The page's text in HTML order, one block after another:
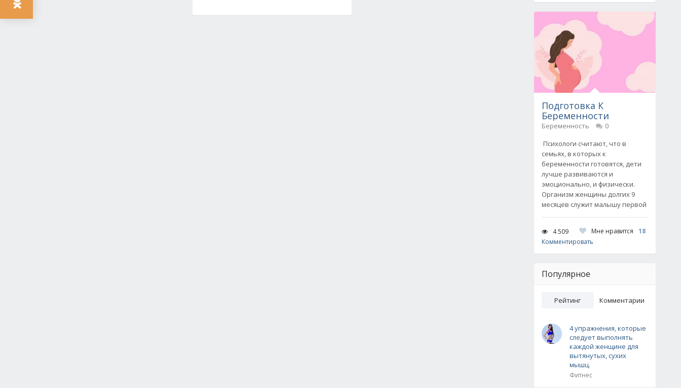
Подготовка К
Беременности
Беременность
0
Психологи считают, что в
семьях, в которых к
беременности готовятся, дети
лучше развиваются и
эмоционально, и физически.
Организм женщины долгих 9
месяцев служит малышу первой
4 509 Мне нравится
18
Комментировать
Популярное
Рейтинг Комментарии
4 упражнения, которые
следует выполнять
каждой женщине для
вытянутых, сухих
мышц.
Фитнес